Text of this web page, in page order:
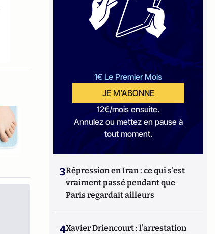
1€ Le Premier Mois
JE M'ABONNE
12€/mois ensuite.
Annulez ou mettez en pause à
tout moment.
3Répression en Iran : ce qui s'est
vraiment passé pendant que
Paris regardait ailleurs
4Xavier Driencourt : l’arrestation